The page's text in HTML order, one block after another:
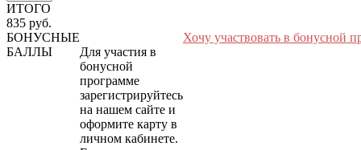
ИТОГО
835 руб.
БОНУСНЫЕ
БАЛЛЫ
Для участия в
бонусной
программе
зарегистрируйтесь
на нашем сайте и
оформите карту в
личном кабинете.
Хочу участвовать в бонусной